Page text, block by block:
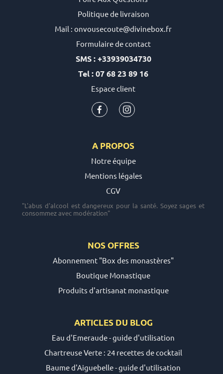
Politique de livraison
Mail : onvousecoute@divinebox.fr
Formulaire de contact
SMS : +33939034730
Tel : 07 68 23 89 16
Espace client
A PROPOS
Notre équipe
Mentions légales
CGV
"L'abus d'alcool est dangereux pour la santé. Soyez sages et
consommez avec modération"
NOS OFFRES
Abonnement "Box des monastères"
Boutique Monastique
Produits d'artisanat monastique
ARTICLES DU BLOG
Eau d'Emeraude - guide d'utilisation
Chartreuse Verte : 24 recettes de cocktail
Baume d'Aiguebelle - guide d'utilisation